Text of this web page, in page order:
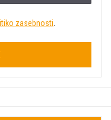
zasebnosti